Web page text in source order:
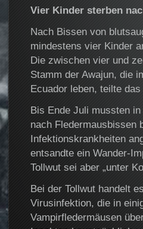
Vier Kinder sterben
Nach Bissen von
mindestens vier Kinder
Die zwischen vier und
Stamm der Awajun, die
Ecuador leben, teilte
Bis Ende Juli mussten
nach Fledermausbissen
Infektionskrankheiten
entsandte ein Wander-
Tollwut sei aber „unter
Bei der Tollwut handelt
Virusinfektion, die in
Vampirfledermäusen